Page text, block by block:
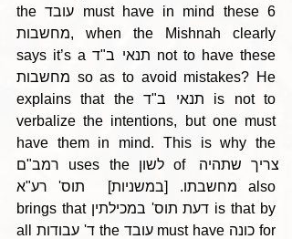
the עובד must have in mind these 6
מחשבות, when the Mishnah clearly
says it’s a תנאי ב"ד not to have these
מחשבות so as to avoid mistakes? He
explains that the תנאי ב"ד is not to
verbalize the intentions, but one must
have them in mind. This is why the
רמב"ם uses the לשון of צריך שתהיה
מחשבתו. [במשניות]  תוס' רע"א also
brings that דעת תוס' במכילתין is that by
all ד' עבודות the עובד must have כונה for